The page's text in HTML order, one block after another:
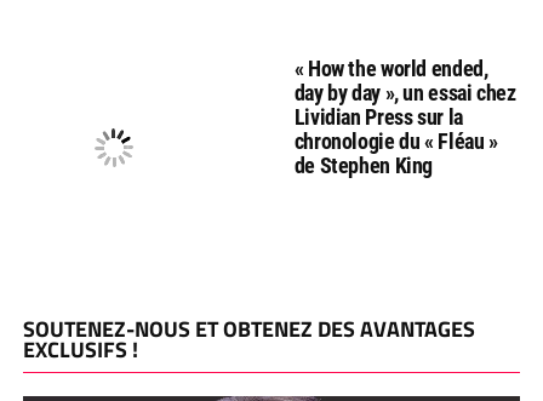
« How the world ended,
day by day », un essai chez
Lividian Press sur la
chronologie du « Fléau »
de Stephen King
SOUTENEZ-NOUS ET OBTENEZ DES AVANTAGES
EXCLUSIFS !